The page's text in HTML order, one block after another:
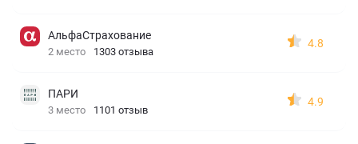
АльфаСтрахование
2 место 1303 отзыва
4.8
ПАРИ
3 место 1101 отзыв
4.9